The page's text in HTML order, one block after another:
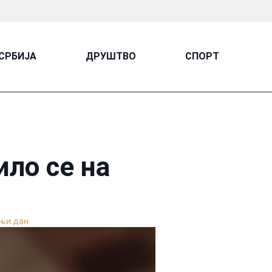
ДРУШТВО СПОРТ
се на
дан